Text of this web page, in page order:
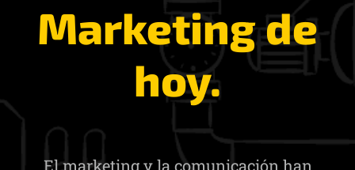
Marketing de
hoy.
El marketing y la comunicación han